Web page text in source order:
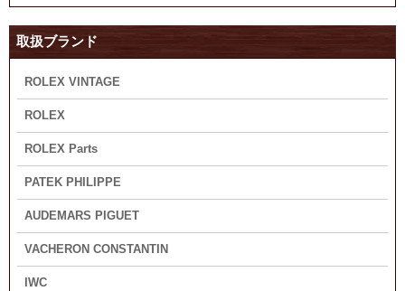
取扱ブランド
ROLEX VINTAGE
ROLEX
ROLEX Parts
PATEK PHILIPPE
AUDEMARS PIGUET
VACHERON CONSTANTIN
IWC